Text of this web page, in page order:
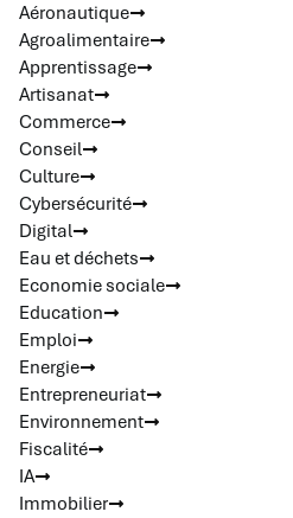
Aéronautique
Agroalimentaire
Apprentissage
Artisanat
Commerce
Conseil
Culture
Cybersécurité
Digital
Eau et déchets
Economie sociale
Education
Emploi
Energie
Entrepreneuriat
Environnement
Fiscalité
IA
Immobilier